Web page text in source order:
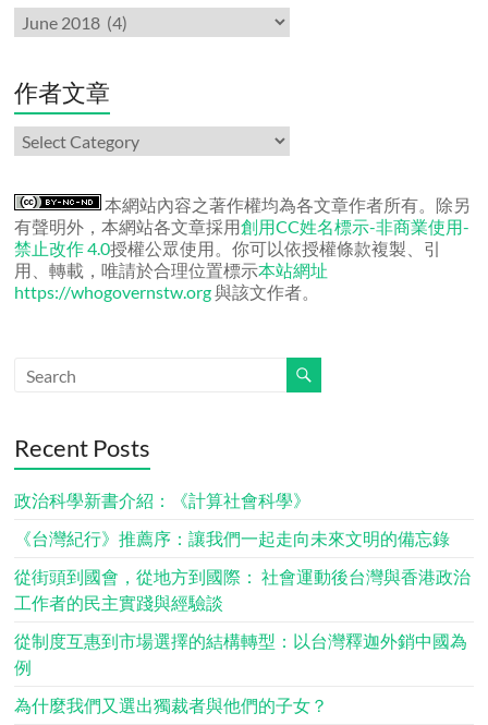
月
份
章
作者文章
作
者
章
本網站內容之著作權均為各文章作者所有。除另
有聲明外，本網站各文章採用創用CC姓名標示-非商業使用-
禁止改作 4.0授權公眾使用。你可以依授權條款複製、引
用、轉載，唯請於合理位置標示本站網址
https://whogovernstw.org與該文作者。
Recent Posts
政治科學新書介紹：《計算社會科學》
《台灣紀行》推薦序：讓我們一起走向未來文明的備忘錄
從街頭到國會，從地方到國際： 社會運動後台灣與香港政治
工作者的民主實踐與經驗談
從制度互惠到市場選擇的結構轉型：以台灣釋迦外銷中國為
例
為什麼我們又選出獨裁者與他們的子女？